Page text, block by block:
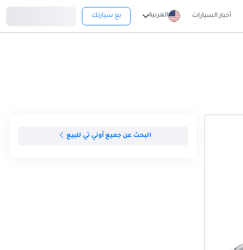
أخبار السيارات العربية بع سيارتك
البحث عن جميع أوني تي للبيع